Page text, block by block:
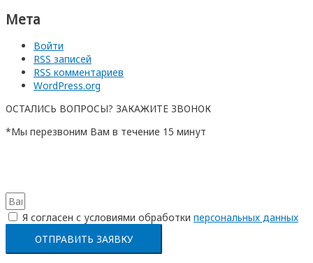
Мета
Войти
RSS записей
RSS комментариев
WordPress.org
ОСТАЛИСЬ ВОПРОСЫ? ЗАКАЖИТЕ ЗВОНОК
*Мы перезвоним Вам в течение 15 минут
Я согласен с условиями обработки перcональных данных
ОТПРАВИТЬ ЗАЯВКУ